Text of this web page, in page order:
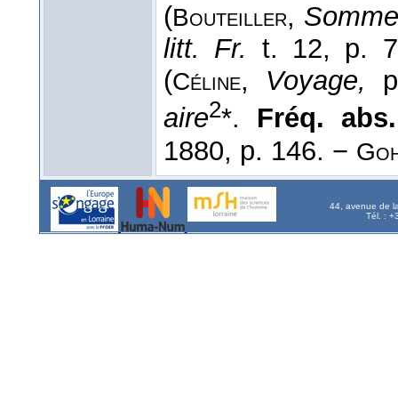
(Bouteiller,
litt. Fr. t. 12, p.
(Céline, Voyage,
aire2*. Fréq.
1880, p. 146. −
44, avenue de
Tél. :